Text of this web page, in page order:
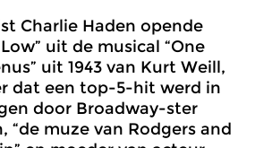
Charlie Haden opende
uit de musical “One
uit 1943 van Kurt Weill,
dat een top-5-hit werd in
door Broadway-ster
“de muze van Rodgers and